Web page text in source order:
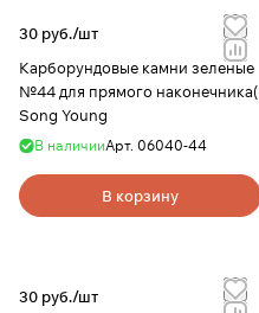
30 руб./шт
Карборундовые камни зеленые
№44 для прямого наконечника(
Song Young
В наличииАрт. 06040-44
В корзину
30 руб./шт